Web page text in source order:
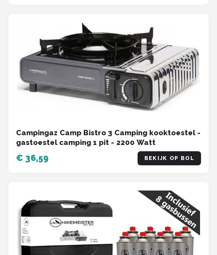
Campingaz Camp Bistro 3 Camping kooktoestel -
gastoestel camping 1 pit - 2200 Watt
€ 36,59 BEKIJK OP BOL